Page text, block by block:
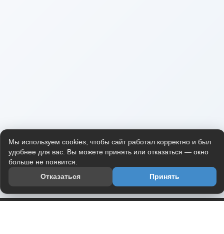
Мы используем cookies, чтобы сайт работал корректно и был
удобнее для вас. Вы можете принять или отказаться — окно
больше не появится.
Отказаться
Принять